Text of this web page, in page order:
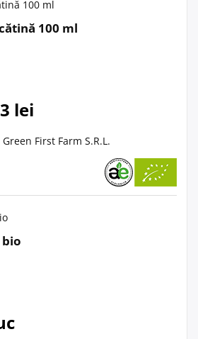
100 ml
lei
Green First Farm S.R.L.